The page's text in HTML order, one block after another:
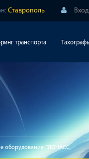
Ставрополь
транспорта
оборудование ГЛОНАСС